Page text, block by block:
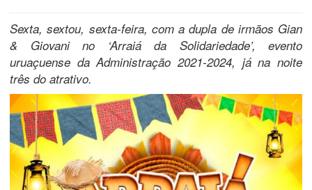
Sexta, sextou, sexta-feira, com a dupla de irmãos Gian
& Giovani no ‘Arraiá da Solidariedade’, evento
uruaçuense da Administração 2021-2024, já na noite
três do atrativo.